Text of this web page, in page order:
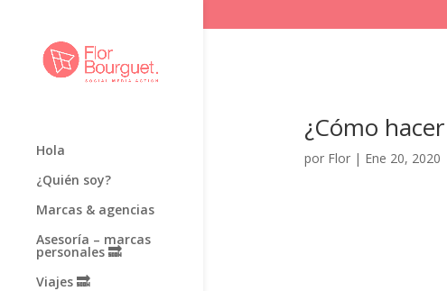
Hola
¿Quién soy?
Marcas & agencias
Asesoría – marcas
personales 🔜
Viajes 🔜
¿Cómo
por Flor| Ene 20, 2020